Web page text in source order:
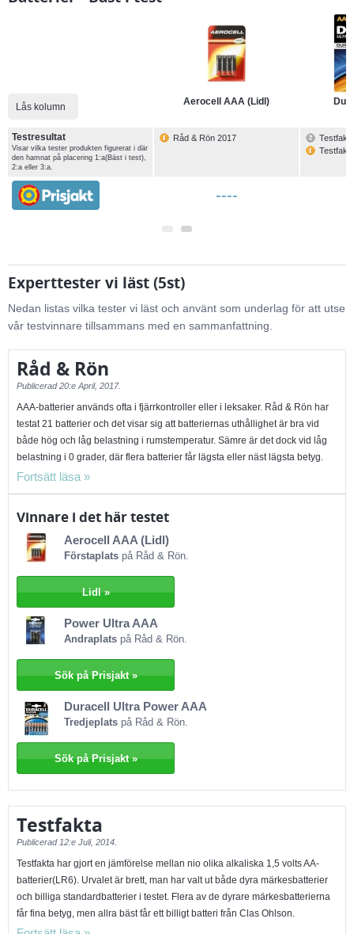
Lås kolumn
Testresultat
Visar vilka tester produkten figurerat i där
den hamnat på placering 1:a(Bäst i test),
2:a eller 3:a.
Lås kolumn
Testresultat
Visar vilka tester produkten figurerat i där
den hamnat på placering 1:a(Bäst i test),
2:a eller 3:a.
Aerocell AAA (Lidl)
Råd & Rön 2017
----
Experttester vi läst (5st)
Nedan listas vilka tester vi läst och använt som underlag för att utse
vår testvinnare tillsammans med en sammanfattning.
Råd & Rön
Publicerad20:e April, 2017.
AAA-batterier används ofta i fjärrkontroller eller i leksaker. Råd & Rön har
testat 21 batterier och det visar sig att batteriernas uthållighet är bra vid
både hög och låg belastning i rumstemperatur. Sämre är det dock vid låg
belastning i 0 grader, där flera batterier får lägsta eller näst lägsta betyg.
Spänningen är densamma, oavsett temperatur, men motståndet inuti
som är ett zinkkloridbatteri, där prestandan är usel och batteriet innehåller
bly - Råd & Rön rekommenderar att man undviker detta batteriet! På testets
förstaplats hamnar Aerocell AAA-batteri från Lidl som fick 85 poäng i samlat
betyg. Batteriets styckpris är 3 kronor, vilket kan jämföras med
silvermedaljören, Power Ultra, som har ett styckpris på 10 kr och 83 poäng
i samlat betyg. Duracell, som är en mycket känd tillverkare av batterier,
hamnade på tredjeplats med Ultra Power, som fick 82 i samlat betyg!
Vinnare i det här testet
Aerocell AAA (Lidl)
Förstaplats på Råd & Rön.
Lidl »
Power Ultra AAA
Andraplats på Råd & Rön.
Sök på Prisjakt »
Duracell Ultra Power AAA
Tredjeplats på Råd & Rön.
Sök på Prisjakt »
Testfakta
Publicerad 12:e Juli, 2014.
Testfakta har gjort en jämförelse mellan nio olika alkaliska 1,5 volts AA-
batterier(LR6). Urvalet är brett, man har valt ut både dyra märkesbatterier
och billiga standardbatterier i testet. Flera av de dyrare märkesbatterierna
får fina betyg, men allra bäst får ett billigt batteri från Clas Ohlson.
Testfaktas laboratorie har testat batterierna vid olika typ av användning;